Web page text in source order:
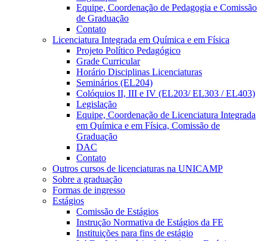
Equipe, Coordenação de Pedagogia e Comissão
de Graduação
Contato
Licenciatura Integrada em Química e em Física
Projeto Político Pedagógico
Grade Curricular
Horário Disciplinas Licenciaturas
Seminários (EL204)
Colóquios II, III e IV (EL203/ EL303 / EL403)
Legislação
Equipe, Coordenação de Licenciatura Integrada
em Química e em Física, Comissão de
Graduação
DAC
Contato
Outros cursos de licenciaturas na UNICAMP
Sobre a graduação
Formas de ingresso
Estágios
Comissão de Estágios
Instrução Normativa de Estágios da FE
Instituições para fins de estágio